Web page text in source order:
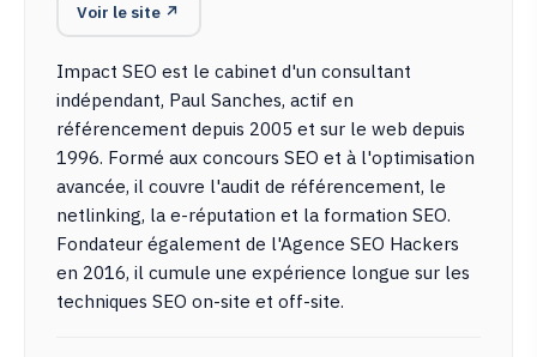
Voir le site ↗
Impact SEO est le cabinet d'un consultant
indépendant, Paul Sanches, actif en
référencement depuis 2005 et sur le web depuis
1996. Formé aux concours SEO et à l'optimisation
avancée, il couvre l'audit de référencement, le
netlinking, la e-réputation et la formation SEO.
Fondateur également de l'Agence SEO Hackers
en 2016, il cumule une expérience longue sur les
techniques SEO on-site et off-site.